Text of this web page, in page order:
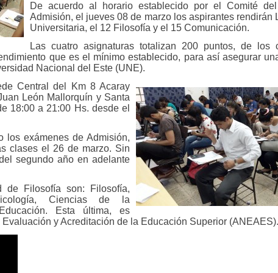
De acuerdo al horario establecido por el Comité
Admisión, el jueves 08 de marzo los aspirantes rendirán
Universitaria, el 12 Filosofía y el 15 Comunicación.
Las cuatro asignaturas totalizan 200 puntos, de los
que es el mínimo establecido, para así asegurar
Nacional del Este (UNE).
Central del Km 8 Acaray
León Mallorquín y Santa
18:00 a 21:00 Hs. desde el
los exámenes de Admisión,
clases el 26 de marzo. Sin
segundo año en adelante
de Filosofía son: Filosofía,
Ciencias de la
Esta última, es
y Acreditación de la Educación Superior (ANEAES).